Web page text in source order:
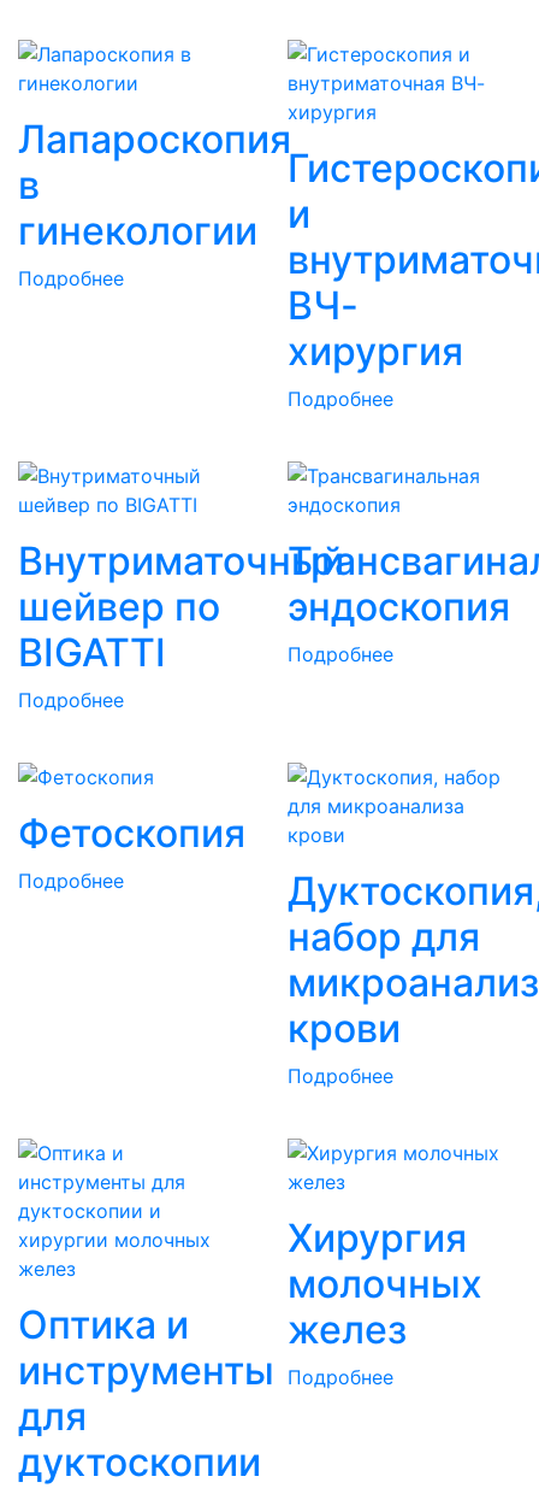
Лапароскопия
в
гинекологии
Подробнее
и
ВЧ-
хирургия
Подробнее
Внутриматочный
шейвер по
BIGATTI
Подробнее
эндоскопия
Подробнее
Фетоскопия
Подробнее
набор для
крови
Подробнее
Оптика и
инструменты
для
дуктоскопии
Хирургия
молочных
желез
Подробнее